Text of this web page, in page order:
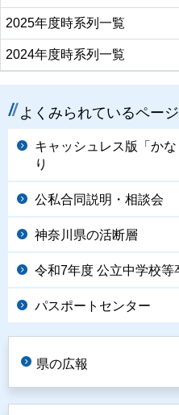
2025年度時系列一覧
2024年度時系列一覧
よくみられているページ
キャッシュレス版「か
り
公私合同説明・相談会
神奈川県の活断層
令和7年度 公立中学校等
パスポートセンター
県の広報